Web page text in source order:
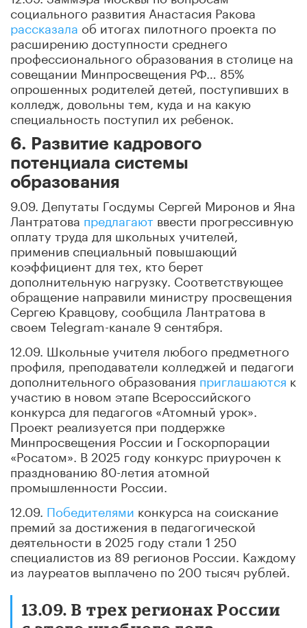
социального развития Анастасия Ракова
рассказала об итогах пилотного проекта по
расширению доступности среднего
профессионального образования в столице на
совещании Минпросвещения РФ… 85%
опрошенных родителей детей, поступивших в
колледж, довольны тем, куда и на какую
специальность поступил их ребенок.
6. Развитие кадрового
потенциала системы
образования
9.09. Депутаты Госдумы Сергей Миронов и Яна
Лантратова предлагают ввести прогрессивную
оплату труда для школьных учителей,
применив специальный повышающий
коэффициент для тех, кто берет
дополнительную нагрузку. Соответствующее
обращение направили министру просвещения
Сергею Кравцову, сообщила Лантратова в
своем Telegram-канале 9 сентября.
12.09. Школьные учителя любого предметного
профиля, преподаватели колледжей и педагоги
дополнительного образованияприглашаются к
участию в новом этапе Всероссийского
конкурса для педагогов «Атомный урок».
Проект реализуется при поддержке
Минпросвещения России и Госкорпорации
«Росатом». В 2025 году конкурс приурочен к
празднованию 80-летия атомной
промышленности России.
12.09. Победителями конкурса на соискание
премий за достижения в педагогической
деятельности в 2025 году стали 1 250
специалистов из 89 регионов России. Каждому
из лауреатов выплачено по 200 тысяч рублей.
13.09. В трех регионах России